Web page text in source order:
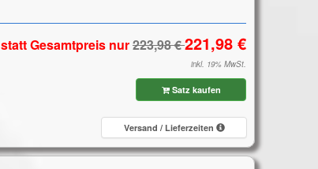
statt Gesamtpreis nur
inkl. 19% MwSt.
Satz kaufen
Versand / Lieferzeiten